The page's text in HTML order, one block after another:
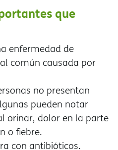
que
enfermedad de
común causada por
no presentan
pueden notar
orinar, dolor en la parte
o fiebre.
con antibióticos.